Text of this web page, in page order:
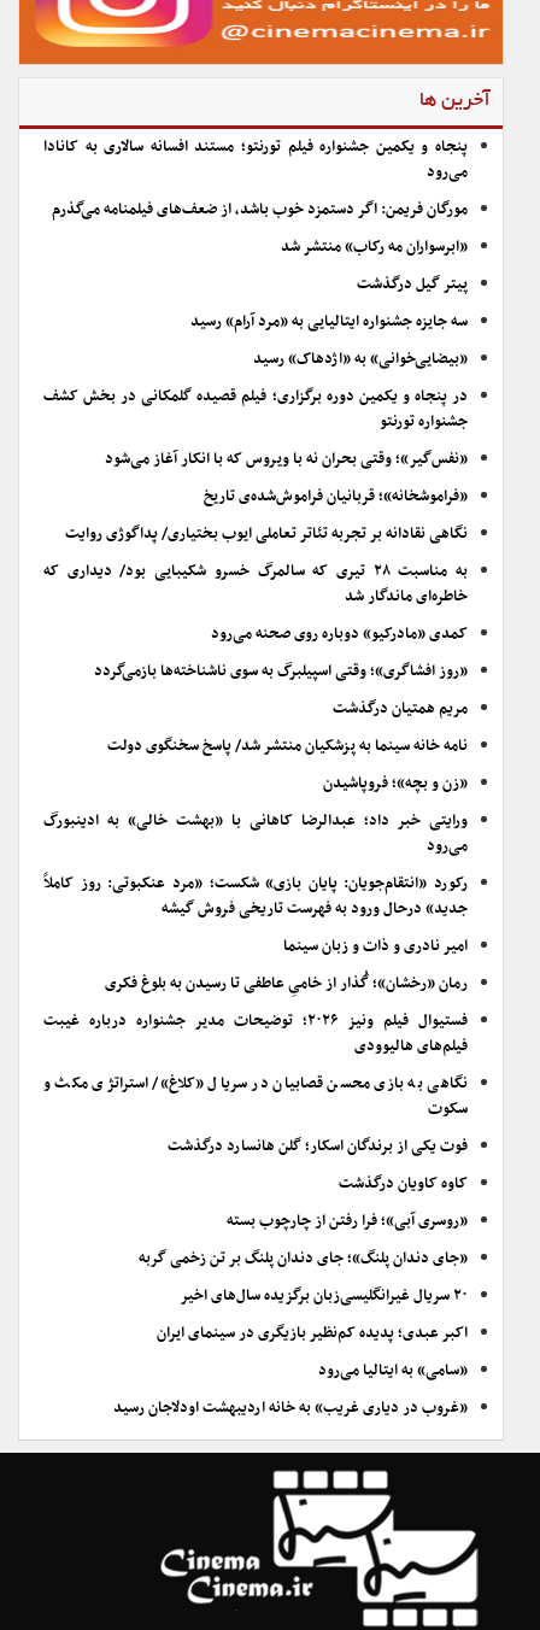
آخرین ها
پنجاه و یکمین جشنواره فیلم تورنتو؛ مستند افسانه سالاری به کانادا
می‌رود
مورگان فریمن: اگر دستمزد خوب باشد، از ضعف‌های فیلمنامه می‌گذرم
«ابرسواران مه رکاب» منتشر شد
پیتر گیل درگذشت
سه جایزه جشنواره ایتالیایی به «مرد آرام» رسید
«بیضایی‌خوانی» به «اژدهاک» رسید
در پنجاه و یکمین دوره برگزاری؛ فیلم قصیده گلمکانی در بخش کشف
جشنواره تورنتو
«نفس‌گیر»؛ وقتی بحران نه با ویروس که با انکار آغاز می‌شود
«فراموشخانه»؛ قربانیان فراموش‌شده‌ی تاریخ
نگاهی نقادانه بر تجربه تئاتر تعاملی ایوب بختیاری/ پداگوژی روایت
به مناسبت ۲۸ تیری که سالمرگ خسرو شکیبایی بود/ دیداری که
خاطره‌ای ماندگار شد
کمدی «مادرکیو» دوباره روی صحنه می‌رود
«روز افشاگری»؛ وقتی اسپیلبرگ به سوی ناشناخته‌ها بازمی‌گردد
مریم همتیان درگذشت
نامه خانه سینما به پزشکیان منتشر شد/ پاسخ سخنگوی دولت
«زن و بچه»؛ فروپاشیدن
ورایتی خبر داد؛ عبدالرضا کاهانی با «بهشت خالی» به ادینبورگ
می‌رود
رکورد «انتقام‌جویان: پایان بازی» شکست؛ «مرد عنکبوتی: روز کاملاً
جدید» درحال ورود به فهرست تاریخی فروش گیشه
امیر نادری و ذات و زبان سینما
رمان «رخشان»؛ گُذار از خامیِ عاطفی تا رسیدن به بلوغ فکری
فستیوال فیلم ونیز ۲۰۲۶؛ توضیحات مدیر جشنواره درباره غیبت
فیلم‌های هالیوودی
نگاهی به بازی محسن قصابیان در سریال «کلاغ»/ استراتژی مکث و
سکوت
فوت یکی از برندگان اسکار؛ گلن هانسارد درگذشت
کاوه کاویان درگذشت
«روسری آبی»؛ فرا رفتن از چارچوب بسته
«جای دندان پلنگ»؛ جای دندان پلنگ بر تن زخمی گربه
۲۰ سریال غیرانگلیسی‌زبان برگزیده سال‌های اخیر
اکبر عبدی؛ پدیده کم‌نظیر بازیگری در سینمای ایران
«سامی» به ایتالیا می‌رود
«غروب در دیاری غریب» به خانه اردیبهشت اودلاجان رسید